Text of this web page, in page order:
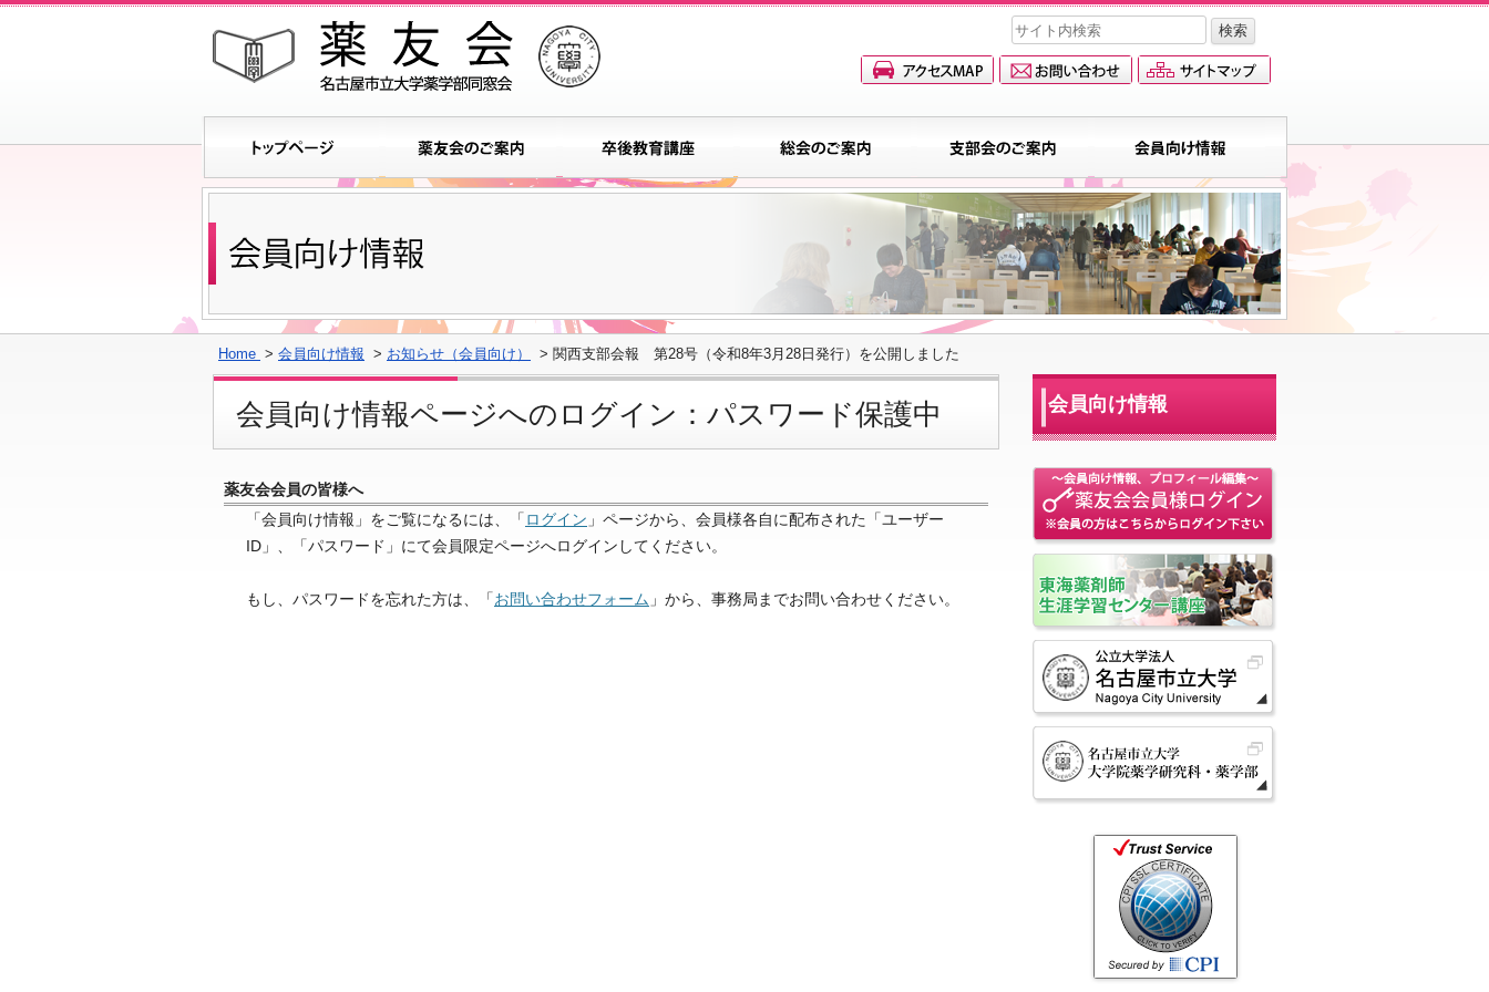
Home > 会員向け情報 > お知らせ（会員向け） > 関西支部会報 第28号（令和8年3月28日発行）を公開しました
会員向け情報ページへのログイン：パスワード保護中
薬友会会員の皆様へ
「会員向け情報」をご覧になるには、「 ログイン 」ページから、会員様各自に配布された「ユーザー
ID」、「パスワード」にて会員限定ページへログインしてください。
もし、パスワードを忘れた方は、「お問い合わせフォーム 」から、事務局までお問い合わせください。
会員向け情報